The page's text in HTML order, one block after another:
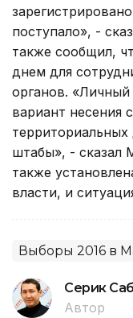
поступало», -
также сообщил,
днем для
органов.
вариант
штабы», - сказал
также
власти, и
Выборы 2016 в
Серик
Автор